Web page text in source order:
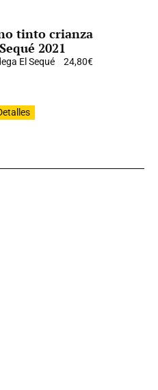
tinto crianza
2021
El Sequé 24,80€